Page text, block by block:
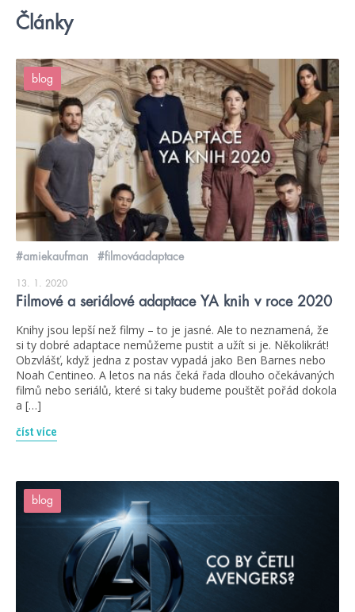
Články
blog
#amiekaufman #filmováadaptace
13. 1. 2020
Filmové a seriálové adaptace YA knih v roce 2020
Knihy jsou lepší než filmy – to je jasné. Ale to neznamená, že
si ty dobré adaptace nemůžeme pustit a užít si je. Několikrát!
Obzvlášť, když jedna z postav vypadá jako Ben Barnes nebo
Noah Centineo. A letos na nás čeká řada dlouho očekávaných
filmů nebo seriálů, které si taky budeme pouštět pořád dokola
a […]
číst více
blog